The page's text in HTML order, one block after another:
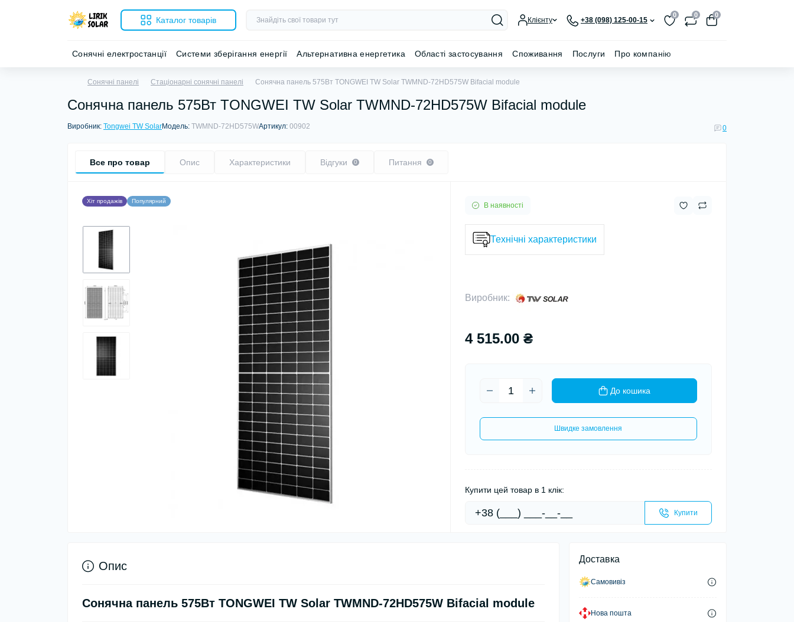
Каталог товарів Клієнту +38 (098) 125-00-15
0 0 0
Сонячні електростанції Системи зберігання енергії Альтернативна енергетика Області застосування Споживання Послуги Про компанію
Сонячні панелі Стаціонарні сонячні панелі Сонячна панель 575Вт TONGWEI TW Solar TWMND-72HD575W Bifacial module
Сонячна панель 575Вт TONGWEI TW Solar TWMND-72HD575W Bifacial module
Виробник: Tongwei TW SolarМодель: TWMND-72HD575WАртикул: 00902 0
Все про товар Опис Характеристики Відгуки 0 Питання 0
Хіт продажів Популярний
В наявності
Технічні характеристики
Виробник:
4 515.00 ₴
До кошика
Швидке замовлення
Купити цей товар в 1 клік:
Купити
Доставка
Самовивіз
Нова пошта
Опис
Сонячна панель 575Вт TONGWEI TW Solar TWMND-72HD575W Bifacial module